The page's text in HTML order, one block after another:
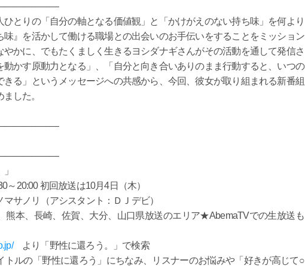
ひとりの「自分の軸となる価値観」と「かけがえのない持ち味」を何より
味』を活かして働ける職場との出会いのお手伝いをすることをミッション
やかに、でもたくましく生きるヨシダナギさんがその活動を通して発信さ
かす原動力となる」、「自分と向き合いありのまま行動すると、いつの
きる」というメッセージへの共感から、今回、彼女が取り組まれる新番組
した。
～20:00 初回放送は10月4日（木）
サノリ（アシスタント：ＤＪデビ）
熊本、長崎、佐賀、大分、山口県放送のエリア★AbemaTVでの生放送も
より「野性に還ろう。」で検索
トルの「野性に還ろう」にちなみ、リスナーのお悩みや「好きが高じて○